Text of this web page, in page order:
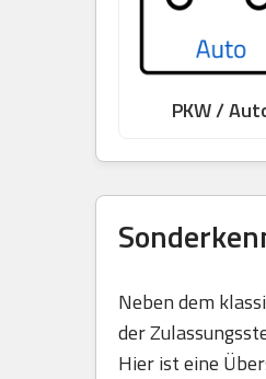
PKW /
Neben dem
der
Hier ist eine